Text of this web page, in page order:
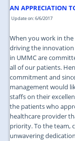
AN APPRECIATION
Update on: 6/6/2017
When you work in
driving the
in UMMC are
all of our patients.
commitment and
management would
staffs on their
the patients who
healthcare provider
priority. To the team,
unwavering